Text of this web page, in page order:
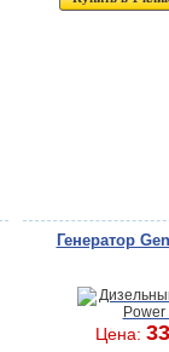
Генератор
Цена: